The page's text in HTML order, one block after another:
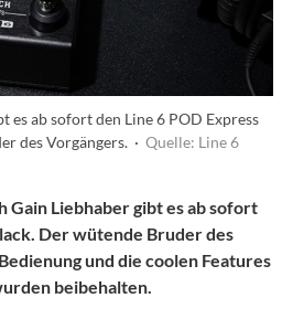
es ab sofort den Line 6 POD Express
des Vorgängers. · Quelle: Line 6
Gain Liebhaber gibt es ab sofort
Der wütende Bruder des
und die coolen Features
beibehalten.